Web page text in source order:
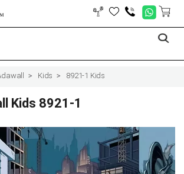
Kids 8921-1 Kids
Kids 8921-1